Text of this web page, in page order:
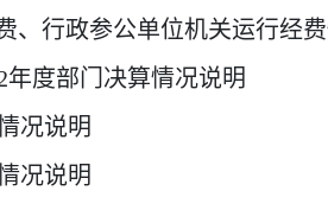
、行政参公单位机关运行经
年度部门决算情况说明
况说明
况说明